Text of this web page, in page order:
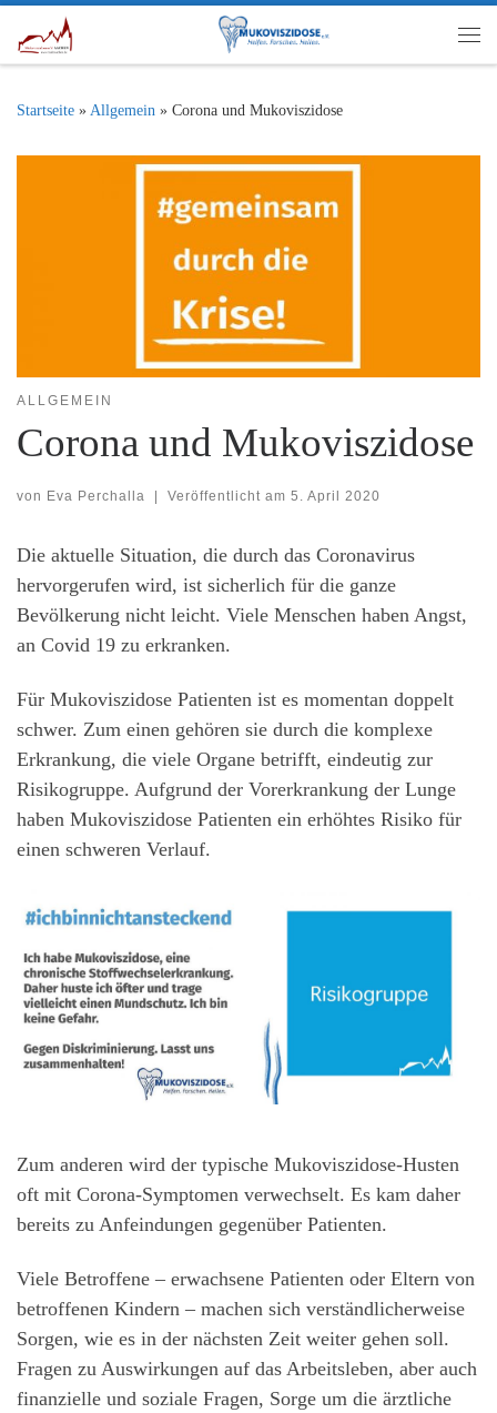
Zum Inhalt springen
Startseite » Allgemein » Corona und Mukoviszidose
ALLGEMEIN
Corona und Mukoviszidose
von Eva Perchalla | Veröffentlicht am 5. April 2020
Die aktuelle Situation, die durch das Coronavirus
hervorgerufen wird, ist sicherlich für die ganze
Bevölkerung nicht leicht. Viele Menschen haben Angst,
an Covid 19 zu erkranken.
Für Mukoviszidose Patienten ist es momentan doppelt
schwer. Zum einen gehören sie durch die komplexe
Erkrankung, die viele Organe betrifft, eindeutig zur
Risikogruppe. Aufgrund der Vorerkrankung der Lunge
haben Mukoviszidose Patienten ein erhöhtes Risiko für
einen schweren Verlauf.
Zum anderen wird der typische Mukoviszidose-Husten
oft mit Corona-Symptomen verwechselt. Es kam daher
bereits zu Anfeindungen gegenüber Patienten.
Viele Betroffene – erwachsene Patienten oder Eltern von
betroffenen Kindern – machen sich verständlicherweise
Sorgen, wie es in der nächsten Zeit weiter gehen soll.
Fragen zu Auswirkungen auf das Arbeitsleben, aber auch
finanzielle und soziale Fragen, Sorge um die ärztliche